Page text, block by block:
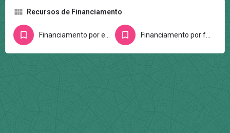
Recursos de Financiamento
Financiamento por editais Financiamento por fundações e/ou entidades